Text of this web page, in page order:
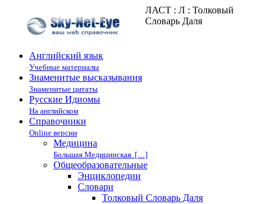
ЛАСТ : Л : Толковый
Словарь Даля
Английский язык
Учебные материалы
Знаменитые высказывания
Знаменитые цитаты
Русские Идиомы
На английском
Справочники
Online версии
Медицина
Большая Медицинская […]
Общеобразовательные
Энциклопедии
Cловари
Толковый Словарь Даля